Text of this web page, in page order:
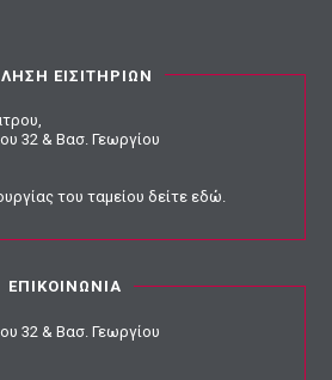
ΕΙΣΙΤΗΡΙΩΝ
32 & Βασ. Γεωργίου
του ταμείουδείτε εδώ.
ΕΠΙΚΟΙΝΩΝΙΑ
32 & Βασ. Γεωργίου